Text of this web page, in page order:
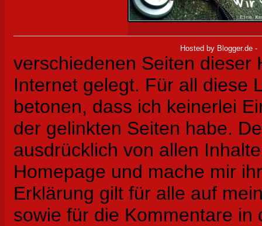
Hosted by Blogger.de-
verschiedenen Seiten dieser
Internet gelegt. Für all diese
betonen, dass ich keinerlei
der gelinkten Seiten habe.
ausdrücklich von allen
Homepage und mache mir
Erklärung gilt für alle auf
sowie für die Kommentare in